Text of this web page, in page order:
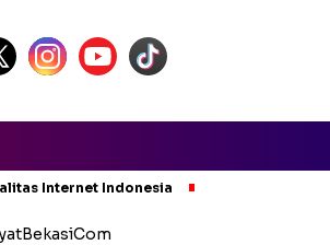
Internet Indonesia